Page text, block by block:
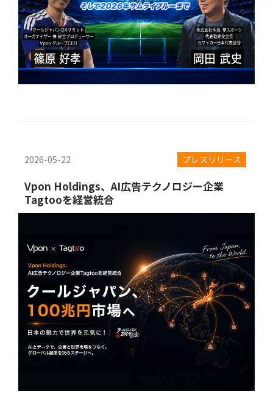
2026-05-22 プレスリリース
Vpon Holdings、AI広告テクノロジー企業
Tagtooを経営統合